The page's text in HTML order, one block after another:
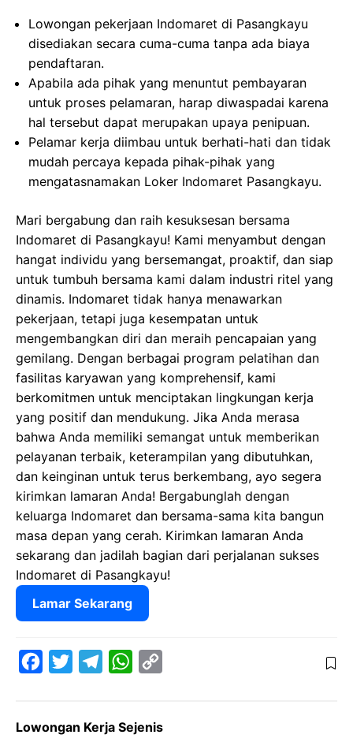
Lowongan pekerjaan Indomaret di Pasangkayu
disediakan secara cuma-cuma tanpa ada biaya
pendaftaran.
Apabila ada pihak yang menuntut pembayaran
untuk proses pelamaran, harap diwaspadai karena
hal tersebut dapat merupakan upaya penipuan.
Pelamar kerja diimbau untuk berhati-hati dan tidak
mudah percaya kepada pihak-pihak yang
mengatasnamakan Loker Indomaret Pasangkayu.
Mari bergabung dan raih kesuksesan bersama
Indomaret di Pasangkayu! Kami menyambut dengan
hangat individu yang bersemangat, proaktif, dan siap
untuk tumbuh bersama kami dalam industri ritel yang
dinamis. Indomaret tidak hanya menawarkan
pekerjaan, tetapi juga kesempatan untuk
mengembangkan diri dan meraih pencapaian yang
gemilang. Dengan berbagai program pelatihan dan
fasilitas karyawan yang komprehensif, kami
berkomitmen untuk menciptakan lingkungan kerja
yang positif dan mendukung. Jika Anda merasa
bahwa Anda memiliki semangat untuk memberikan
pelayanan terbaik, keterampilan yang dibutuhkan,
dan keinginan untuk terus berkembang, ayo segera
kirimkan lamaran Anda! Bergabunglah dengan
keluarga Indomaret dan bersama-sama kita bangun
masa depan yang cerah. Kirimkan lamaran Anda
sekarang dan jadilah bagian dari perjalanan sukses
Indomaret di Pasangkayu!
Lamar Sekarang
e
t
e
W
t
y
Lowongan Kerja Sejenis